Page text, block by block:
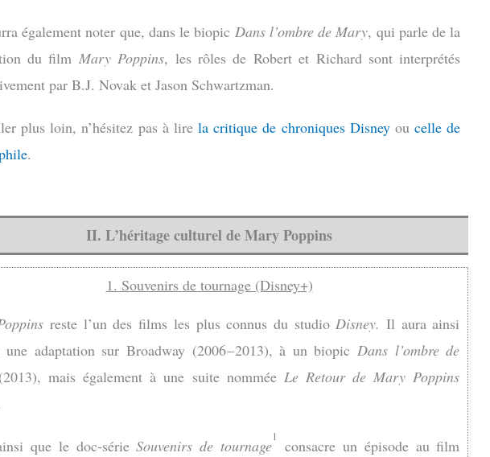
également noter que, dans le biopic Dans l’ombre de Mary, qui parle de la
du film Mary Poppins, les rôles de Robert et Richard sont interprétés
par B.J. Novak et Jason Schwartzman.
plus loin, n’hésitez pas à lirela critique de chroniques Disneyoucelle de
.
II. L’héritage culturel de Mary Poppins
1. Souvenirs de tournage (Disney+)
reste l’un des films les plus connus du studioDisney.Il aura ainsi
adaptation sur Broadway (2006 – 2013), à un biopicDans l’ombre de
(2013), mais également à une suite nommée Le Retour de Mary Poppins
que le doc-sérieSouvenirs de tournage
1
consacre un épisode au film